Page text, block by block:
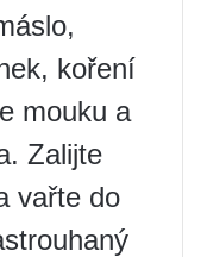
koření
mouku a
Zalijte
vařte do